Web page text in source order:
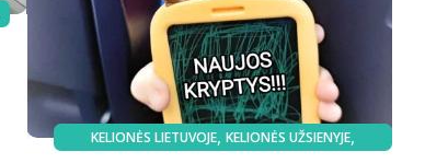
KELIONĖS LIETUVOJE, KELIONĖS UŽSIENYJE,